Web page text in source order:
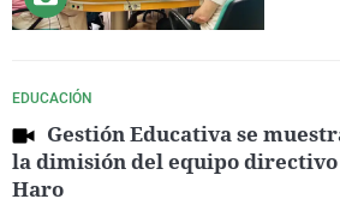
EDUCACIÓN
Gestión Educativa se
la dimisión del equipo directivo
Haro